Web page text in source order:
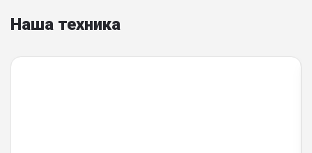
Наша техника